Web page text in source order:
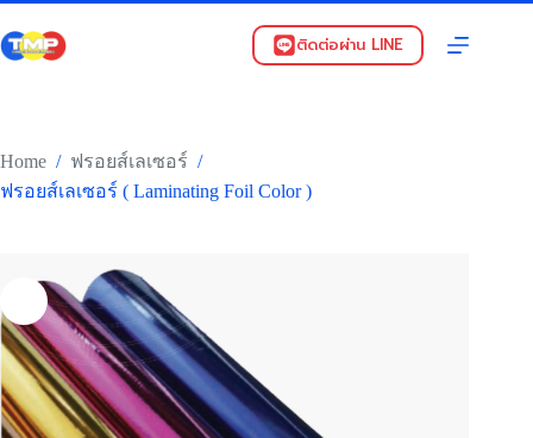
Skip
to
content
ติดต่อผ่าน LINE
Home / ฟรอยส์เลเซอร์ /
ฟรอยส์เลเซอร์ ( Laminating Foil Color )